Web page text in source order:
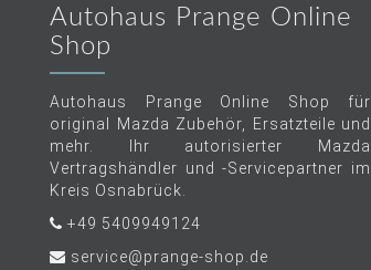
Autohaus Prange Online
Shop
Autohaus Prange Online Shop für
original Mazda Zubehör, Ersatzteile und
mehr. Ihr autorisierter Mazda
Vertragshändler und -Servicepartner im
Kreis Osnabrück.
+49 5409949124
service@prange-shop.de